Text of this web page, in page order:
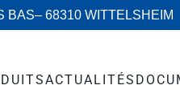
BAS– 68310 WITTELSHEIM
ACTUALITÉS